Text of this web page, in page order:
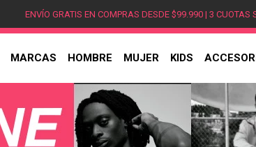
ENVÍO GRATIS EN COMPRAS DESDE $99.990 | 3 CUOTAS
MARCAS HOMBRE MUJER KIDS
TÉRMINOS MÁS
hombre
2.
jordan